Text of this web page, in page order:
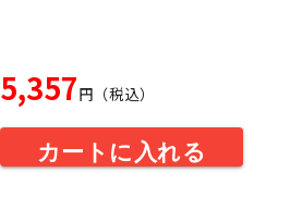
5,357円（税込）
カートに入れる